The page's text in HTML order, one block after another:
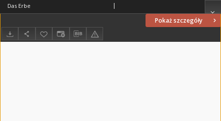
Pokaż szczegóły
Das Erbe